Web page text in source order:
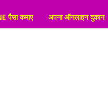
पैसा कमाए अपना ऑनलाइन दुकान